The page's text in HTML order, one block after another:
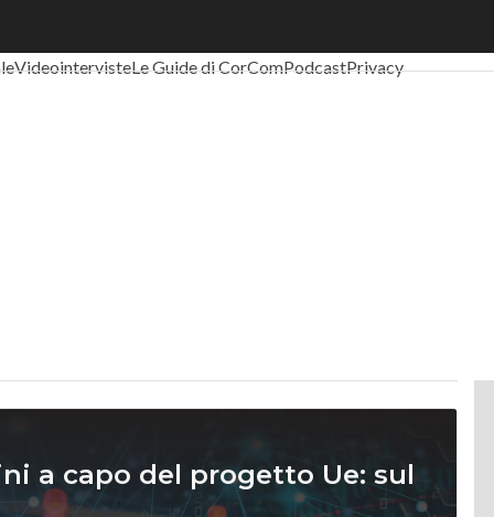
VideointervisteLe Guide di CorComPodcastPrivacy
a capo del progetto Ue: sul